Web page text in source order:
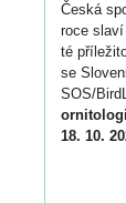
Česká
roce
té
se
SOS/
18. 10.